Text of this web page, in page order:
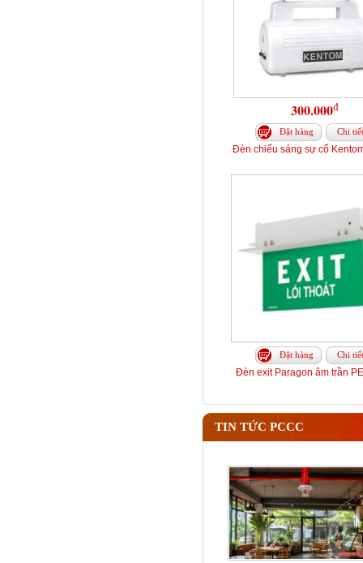
300.000đ
Đặt hàng Chi tiết
Đèn chiếu sáng sự cố
Đặt hàng Chi tiết
Đèn exit Paragon âm trần
TIN TỨC PCCC